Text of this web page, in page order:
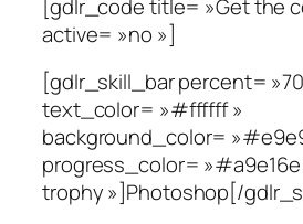
[gdlr_code title= »Get the
active= »no »]
[gdlr_skill_bar percent=
text_color= »#ffffff »
background_color=
progress_color=
trophy »]Photoshop[/